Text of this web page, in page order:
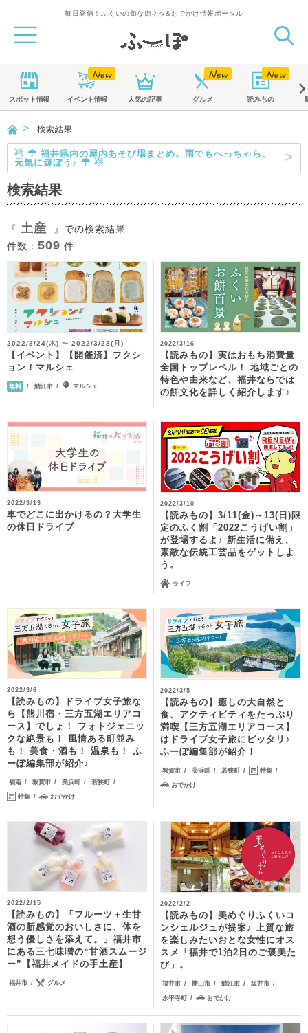
毎日発信！ふくいの旬な街ネタ&おでかけ情報ポータル
スポット情報 イベント情報 人気の記事 グルメ 読みもの
検索結果
☃ ☂ 福井県内の屋内あそび場まとめ。雨でもへっちゃら、
元気に遊ぼう♪ ☂ ☃
検索結果
『 土産
』での検索結果
件数： 509 件
2022/3/24(木) 〜 2022/3/28(月)
【イベント】【開催済】フクシ
ョン！マルシェ
無料 鯖江市 マルシェ
2022/3/16
【読みもの】実はおもち消費量
全国トップレベル！ 地域ごとの
特色や由来など、福井ならでは
の餅文化を詳しく紹介します♪
2022/3/13
車でどこに出かけるの？大学生
の休日ドライブ
2022/3/10
【読みもの】3/11(金)～13(日)限
定のふく割「2022こうげい割」
が登場するよ♪ 新生活に備え、
素敵な伝統工芸品をゲットしよ
う。
ライフ
2022/3/6
【読みもの】ドライブ女子旅な
ら【熊川宿・三方五湖エリアコ
ース】でしょ！ フォトジェニッ
クな絶景も！ 風情ある町並み
も！ 美食・酒も！ 温泉も！ ふ
ーぽ編集部が紹介♪
嶺南 敦賀市 美浜町 若狭町
特集 おでかけ
2022/3/5
【読みもの】癒しの大自然と
食、アクティビティをたっぷり
満喫【三方五湖エリアコース】
はドライブ女子旅にピッタリ♪
ふーぽ編集部が紹介！
敦賀市 美浜町 若狭町 特集
おでかけ
2022/2/15
【読みもの】「フルーツ＋生甘
酒の新感覚のおいしさに、体を
想う優しさを添えて。」福井市
にある三七味噌の“甘酒スムージ
ー”【福井メイドの手土産】
福井市 グルメ
2022/2/2
【読みもの】美めぐりふくいコ
ンシェルジュが提案♪ 上質な旅
を楽しみたいおとな女性にオス
スメ「福井で1泊2日のご褒美た
び」。
福井市 勝山市 鯖江市 坂井市
永平寺町 おでかけ